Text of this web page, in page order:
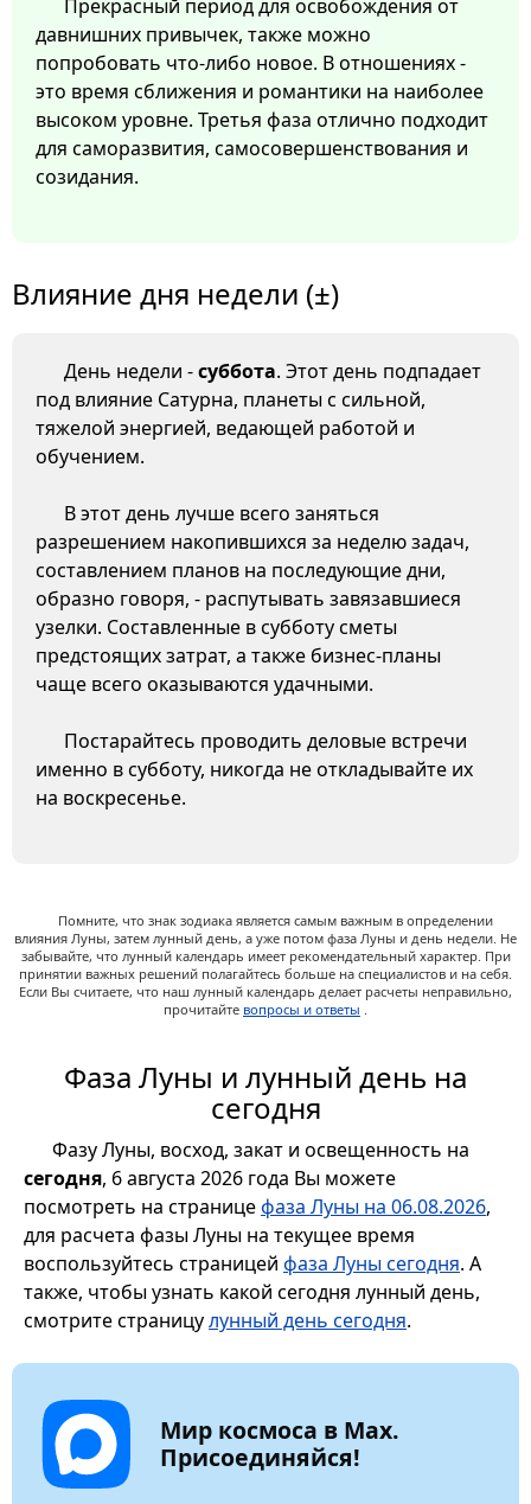
Прекрасный период для освобождения от
давнишних привычек, также можно
попробовать что-либо новое. В отношениях -
это время сближения и романтики на наиболее
высоком уровне. Третья фаза отлично подходит
для саморазвития, самосовершенствования и
созидания.
Влияние дня недели (±)
День недели -суббота. Этот день подпадает
под влияние Сатурна, планеты с сильной,
тяжелой энергией, ведающей работой и
обучением.
В этот день лучше всего заняться
разрешением накопившихся за неделю задач,
составлением планов на последующие дни,
образно говоря, - распутывать завязавшиеся
узелки. Составленные в субботу сметы
предстоящих затрат, а также бизнес-планы
чаще всего оказываются удачными.
Постарайтесь проводить деловые встречи
именно в субботу, никогда не откладывайте их
на воскресенье.
Помните, что знак зодиака является самым важным в определении
влияния Луны, затем лунный день, а уже потом фаза Луны и день недели. Не
забывайте, что лунный календарь имеет рекомендательный характер. При
принятии важных решений полагайтесь больше на специалистов и на себя.
Если Вы считаете, что наш лунный календарь делает расчеты неправильно,
прочитайте вопросы и ответы .
Фаза Луны и лунный день на
сегодня
Фазу Луны, восход, закат и освещенность на
сегодня, 6 августа 2026 года Вы можете
посмотреть на страницефаза Луны на 06.08.2026,
для расчета фазы Луны на текущее время
воспользуйтесь страницей фаза Луны сегодня. А
также, чтобы узнать какой сегодня лунный день,
смотрите страницулунный день сегодня.
Мир космоса в Max.
Присоединяйся!